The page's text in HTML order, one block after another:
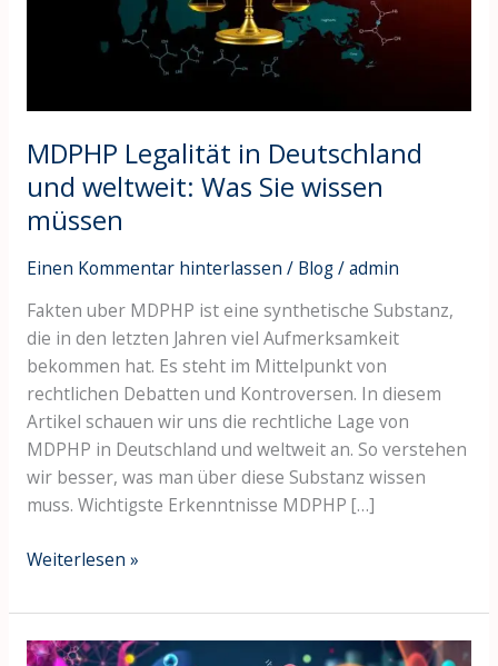
MDPHP Legalität in Deutschland
und weltweit: Was Sie wissen
müssen
Einen Kommentar hinterlassen / Blog/admin
Fakten uber MDPHP ist eine synthetische Substanz,
die in den letzten Jahren viel Aufmerksamkeit
bekommen hat. Es steht im Mittelpunkt von
rechtlichen Debatten und Kontroversen. In diesem
Artikel schauen wir uns die rechtliche Lage von
MDPHP in Deutschland und weltweit an. So verstehen
wir besser, was man über diese Substanz wissen
muss. Wichtigste Erkenntnisse MDPHP […]
müssen
Weiterlesen »
Die